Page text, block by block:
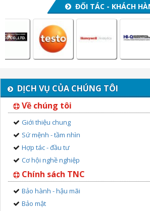
ĐỐI TÁC - KHÁCH
DỊCH VỤ CỦA CHÚNG TÔI
Về chúng tôi
Giới thiệu chung
Sứ mệnh - tầm nhìn
Hợp tác - đầu tư
Cơ hội nghề nghiệp
Chính sách TNC
Bảo hành - hậu mãi
Bảo mật